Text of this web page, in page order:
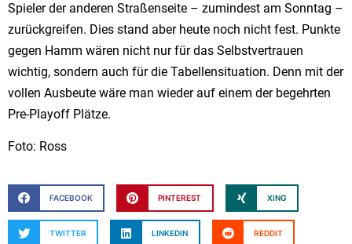
Spieler der anderen Straßenseite – zumindest am Sonntag –
zurückgreifen. Dies stand aber heute noch nicht fest. Punkte
gegen Hamm wären nicht nur für das Selbstvertrauen
wichtig, sondern auch für die Tabellensituation. Denn mit der
vollen Ausbeute wäre man wieder auf einem der begehrten
Pre-Playoff Plätze.
Foto: Ross
FACEBOOK PINTEREST XING
TWITTER LINKEDIN REDDIT